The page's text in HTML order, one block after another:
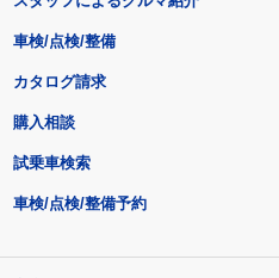
車検/点検/整備
カタログ請求
購入相談
試乗車検索
車検/点検/整備予約